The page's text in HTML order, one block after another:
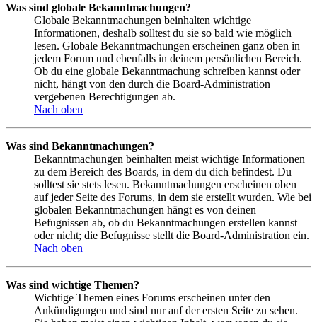
Was sind globale Bekanntmachungen?
Globale Bekanntmachungen beinhalten wichtige
Informationen, deshalb solltest du sie so bald wie möglich
lesen. Globale Bekanntmachungen erscheinen ganz oben in
jedem Forum und ebenfalls in deinem persönlichen Bereich.
Ob du eine globale Bekanntmachung schreiben kannst oder
nicht, hängt von den durch die Board-Administration
vergebenen Berechtigungen ab.
Nach oben
Was sind Bekanntmachungen?
Bekanntmachungen beinhalten meist wichtige Informationen
zu dem Bereich des Boards, in dem du dich befindest. Du
solltest sie stets lesen. Bekanntmachungen erscheinen oben
auf jeder Seite des Forums, in dem sie erstellt wurden. Wie bei
globalen Bekanntmachungen hängt es von deinen
Befugnissen ab, ob du Bekanntmachungen erstellen kannst
oder nicht; die Befugnisse stellt die Board-Administration ein.
Nach oben
Was sind wichtige Themen?
Wichtige Themen eines Forums erscheinen unter den
Ankündigungen und sind nur auf der ersten Seite zu sehen.